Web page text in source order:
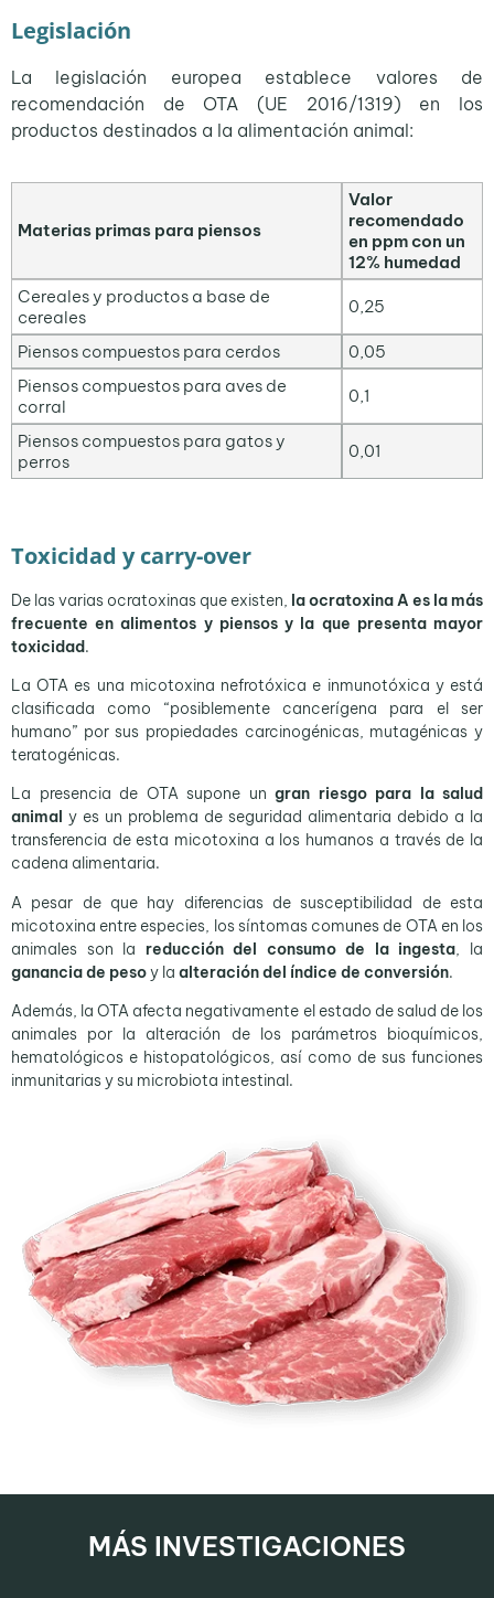
Legislación
La legislación europea establece valores de
recomendación de OTA (UE 2016/1319) en los
productos destinados a la alimentación animal:
Materias primas para piensos
Valor
recomendado
en ppm con un
12% humedad
Cereales y productos a base de
cereales
0,25
Piensos compuestos para cerdos
0,05
Piensos compuestos para aves de
corral
0,1
Piensos compuestos para gatos y
perros
0,01
Toxicidad y carry-over
De las varias ocratoxinas que existen, la ocratoxina A es la más
frecuente en alimentos y piensos y la que presenta mayor
toxicidad.
La OTA es una micotoxina nefrotóxica e inmunotóxica y está
clasificada como “posiblemente cancerígena para el ser
humano” por sus propiedades carcinogénicas, mutagénicas y
teratogénicas.
La presencia de OTA supone un gran riesgo para la salud
animal y es un problema de seguridad alimentaria debido a la
transferencia de esta micotoxina a los humanos a través de la
cadena alimentaria.
A pesar de que hay diferencias de susceptibilidad de esta
micotoxina entre especies, los síntomas comunes de OTA en los
animales son la reducción del consumo de la ingesta, la
ganancia de pesoy la alteración del índice de conversión.
Además, la OTA afecta negativamente el estado de salud de los
animales por la alteración de los parámetros bioquímicos,
hematológicos e histopatológicos, así como de sus funciones
inmunitarias y su microbiota intestinal.
MÁS INVESTIGACIONES